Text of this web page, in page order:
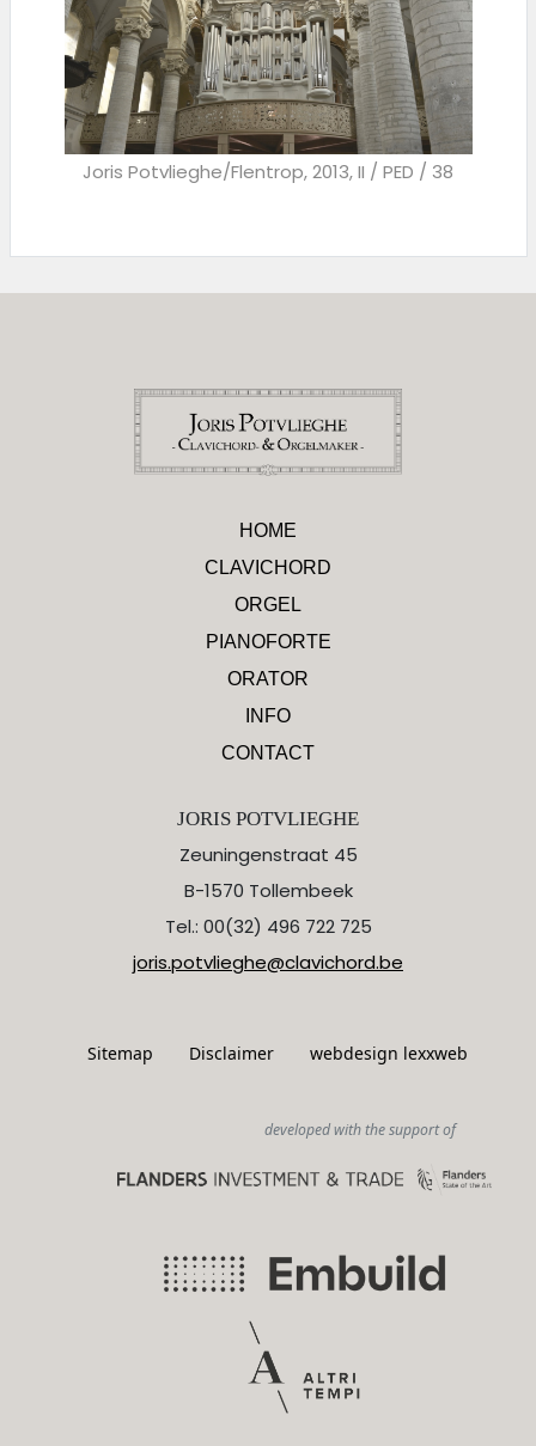
Joris Potvlieghe/Flentrop, 2013, II / PED / 38
HOME
CLAVICHORD
ORGEL
PIANOFORTE
ORATOR
INFO
CONTACT
JORIS POTVLIEGHE
Zeuningenstraat 45
B-1570 Tollembeek
Tel.: 00(32) 496 722 725
joris.potvlieghe@clavichord.be
Sitemap Disclaimer webdesign lexxweb
developed with the support of